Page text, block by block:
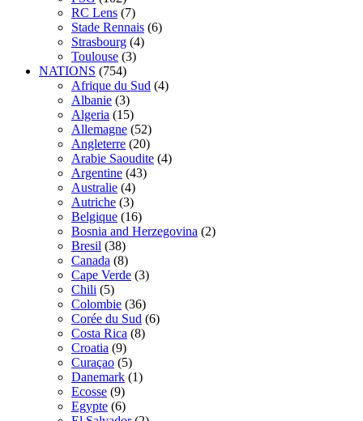
RC Lens (7)
Stade Rennais (6)
Strasbourg (4)
Toulouse (3)
NATIONS (754)
Afrique du Sud (4)
Albanie (3)
Algeria (15)
Allemagne (52)
Angleterre (20)
Arabie Saoudite (4)
Argentine (43)
Australie (4)
Autriche (3)
Belgique (16)
Bosnia and Herzegovina (2)
Bresil (38)
Canada (8)
Cape Verde (3)
Chili (5)
Colombie (36)
Corée du Sud (6)
Costa Rica (8)
Croatia (9)
Curaçao (5)
Danemark (1)
Ecosse (9)
Egypte (6)